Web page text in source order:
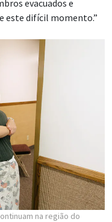
evacuados e
este difícil momento.”
na região do